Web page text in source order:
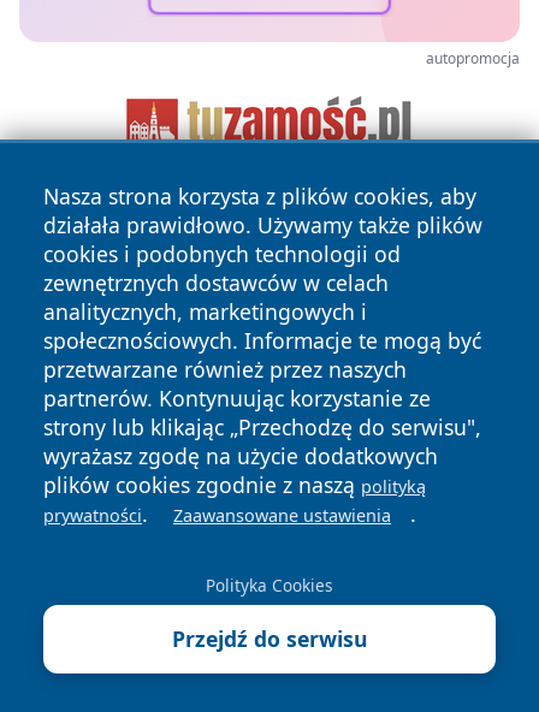
autopromocja
Nasza strona korzysta z plików cookies, aby
działała prawidłowo. Używamy także plików
cookies i podobnych technologii od
zewnętrznych dostawców w celach
analitycznych, marketingowych i
społecznościowych. Informacje te mogą być
przetwarzane również przez naszych
partnerów. Kontynuując korzystanie ze
strony lub klikając „Przechodzę do serwisu",
wyrażasz zgodę na użycie dodatkowych
plików cookies zgodnie z naszą polityką
prywatności. Zaawansowane ustawienia .
Polityka Cookies
Przejdź do serwisu
Copyright © 2026 portalzielonagora.pl Wszystkie prawa
zastrzeżone.
News Autorzy
Polityka
Prywatności
Polityka
Cookies